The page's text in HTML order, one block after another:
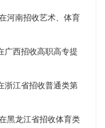
河南招收艺术、体育
广西招收高职高专提
浙江省招收普通类第
黑龙江省招收体育类